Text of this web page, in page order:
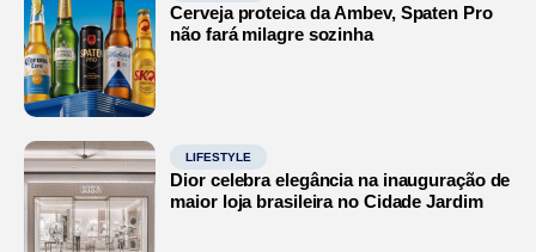
Cerveja proteica da Ambev, Spaten Pro
não fará milagre sozinha
LIFESTYLE
Dior celebra elegância na inauguração de
maior loja brasileira no Cidade Jardim